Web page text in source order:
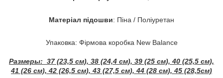
Матеріал підошви: Піна / Поліуретан
Упаковка: Фірмова коробка New Balance
Размеры: 37 (23,5 см), 38 (24,4 см), 39 (25 см), 40 (25,5 см),
41 (26 см), 42 (26,5 см), 43 (27,5 см), 44 (28 см), 45 (28,5см)